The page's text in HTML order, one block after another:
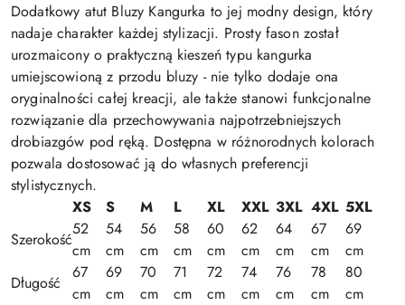
Dodatkowy atut Bluzy Kangurka to jej modny design, który
nadaje charakter każdej stylizacji. Prosty fason został
urozmaicony o praktyczną kieszeń typu kangurka
umiejscowioną z przodu bluzy - nie tylko dodaje ona
oryginalności całej kreacji, ale także stanowi funkcjonalne
rozwiązanie dla przechowywania najpotrzebniejszych
drobiazgów pod ręką. Dostępna w różnorodnych kolorach
pozwala dostosować ją do własnych preferencji
stylistycznych.
XS
S M L XL XXL 3XL 4XL 5XL
Szerokość
52
cm
54
cm
56
cm
58
cm
60
cm
62
cm
64
cm
67
cm
69
cm
Długość
67
cm
69
cm
70
cm
71
cm
72
cm
74
cm
76
cm
78
cm
80
cm